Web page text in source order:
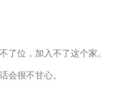
了位，加入不了这个家。
会很不甘心。